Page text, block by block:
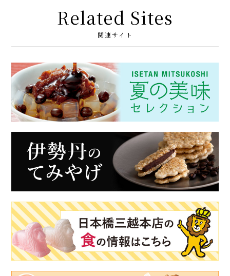
Related Sites
関連サイト